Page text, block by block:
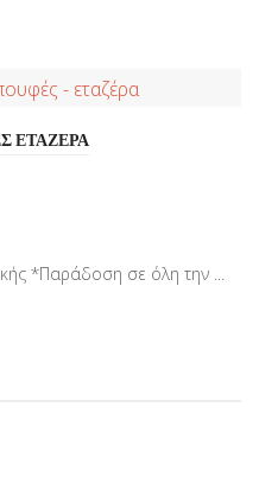
ΕΤΑΖΕΡΑ
*Παράδοση σε όλη την ...